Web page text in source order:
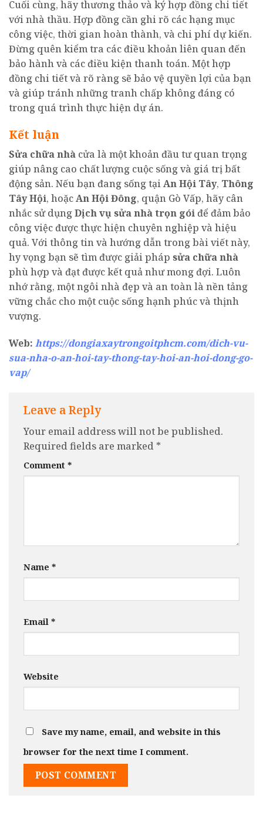
Cuối cùng, hãy thương thảo và ký hợp đồng chi tiết
với nhà thầu. Hợp đồng cần ghi rõ các hạng mục
công việc, thời gian hoàn thành, và chi phí dự kiến.
Đừng quên kiểm tra các điều khoản liên quan đến
bảo hành và các điều kiện thanh toán. Một hợp
đồng chi tiết và rõ ràng sẽ bảo vệ quyền lợi của bạn
và giúp tránh những tranh chấp không đáng có
trong quá trình thực hiện dự án.
Kết luận
Sửa chữa nhà cửa là một khoản đầu tư quan trọng
giúp nâng cao chất lượng cuộc sống và giá trị bất
động sản. Nếu bạn đang sống tạiAn Hội Tây, Thông
Tây Hội, hoặcAn Hội Đông, quận Gò Vấp, hãy cân
nhắc sử dụngDịch vụ sửa nhà trọn góiđể đảm bảo
công việc được thực hiện chuyên nghiệp và hiệu
quả. Với thông tin và hướng dẫn trong bài viết này,
hy vọng bạn sẽ tìm được giải pháp sửa chữa nhà
phù hợp và đạt được kết quả như mong đợi. Luôn
nhớ rằng, một ngôi nhà đẹp và an toàn là nền tảng
vững chắc cho một cuộc sống hạnh phúc và thịnh
vượng.
Web: https://dongiaxaytrongoitphcm.com/dich-vu-
sua-nha-o-an-hoi-tay-thong-tay-hoi-an-hoi-dong-go-
vap/
Leave a Reply
Your email address will not be published.
Required fields are marked *
Comment *
Name *
Email *
Website
Save my name, email, and website in this
browser for the next time I comment.